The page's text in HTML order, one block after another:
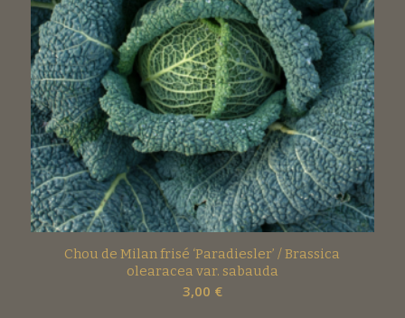
Chou de Milan frisé ‘Paradiesler’ / Brassica
olearacea var. sabauda
3,00 €